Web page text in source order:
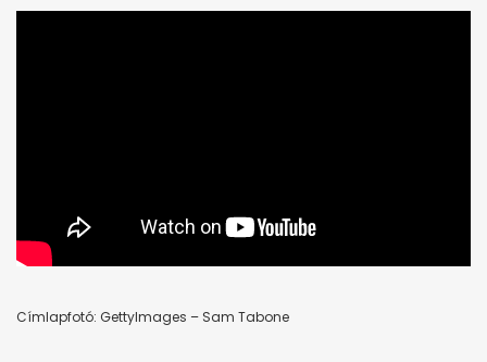
Címlapfotó: GettyImages – Sam Tabone